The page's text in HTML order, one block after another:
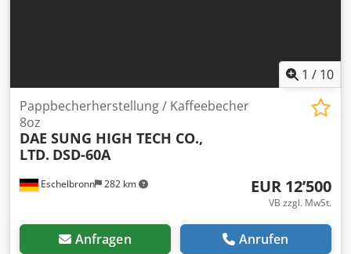
1 / 10
Eschelbronn 282 km
Pappbecherherstellung / Kaffeebecher
8oz
DAE SUNG HIGH TECH CO.,
LTD. DSD-60A
EUR 12’500
VB zzgl. MwSt.
Anfragen Anrufen